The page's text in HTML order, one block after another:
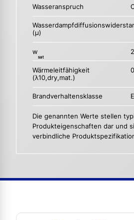
Wasseranspruch
(µ)
w
sat
Wärmeleitfähigkeit
(λ10,dry,mat.)
Brandverhaltensklasse E
Die genannten Werte stellen
Produkteigenschaften dar und
verbindliche